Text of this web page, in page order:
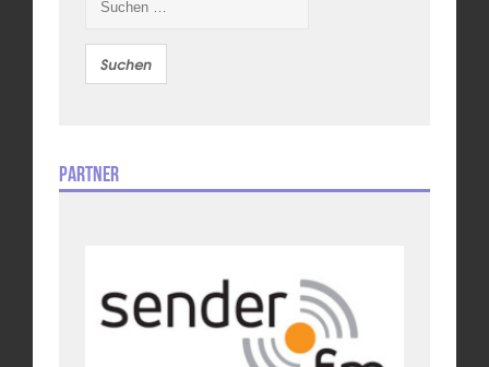
nach:
Partner